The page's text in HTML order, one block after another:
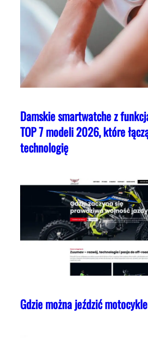
Damskie smartwatche z
TOP 7 modeli 2026, które
technologię
Gdzie można jeździć